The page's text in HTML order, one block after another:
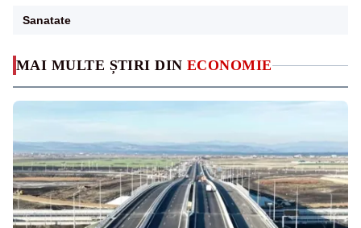
MAI MULTE ȘTIRI DIN ECONOMIE
Sanatate